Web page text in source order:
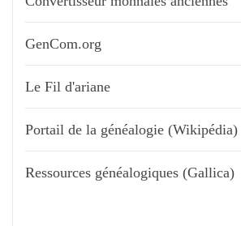
GenCom.org
Le Fil d'ariane
Portail de la généalogie (Wikipédia)
Ressources généalogiques (Gallica)